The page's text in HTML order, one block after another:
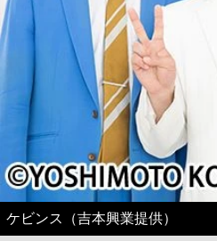
ケビンス（吉本興業提供）